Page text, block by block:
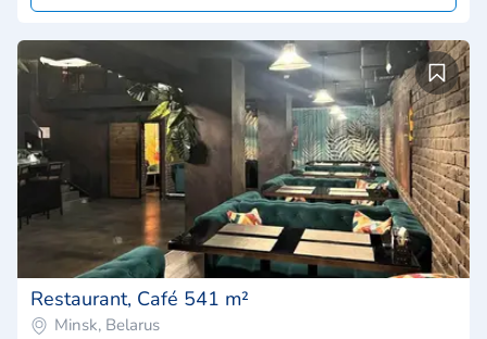
Restaurant, Café 541 m²
Minsk, Belarus